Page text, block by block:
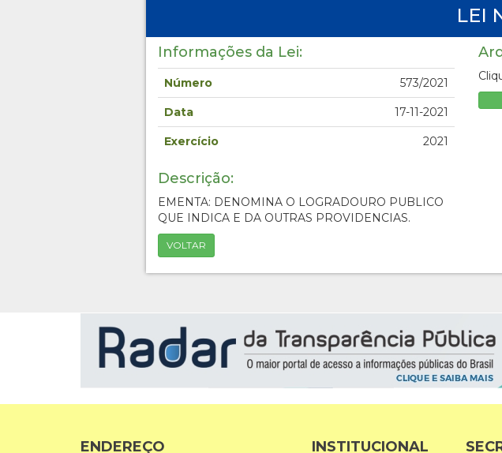
LEI
Informações da Lei:
Número 573/2021
Data 17-11-2021
Exercício 2021
Descrição:
EMENTA: DENOMINA O LOGRADOURO PUBLICO
QUE INDICA E DA OUTRAS PROVIDENCIAS.
VOLTAR
ENDEREÇO INSTITUCIONAL